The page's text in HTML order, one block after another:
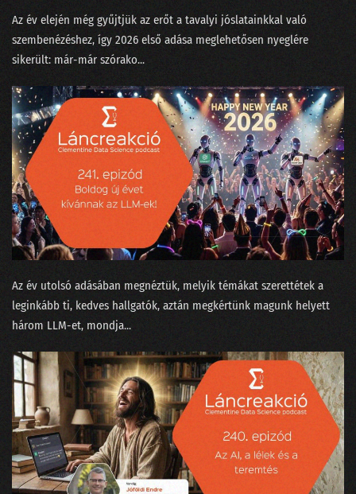
02. Az MI üveggömbje
01. Humanoid robotok
Az év elején még gyűjtjük az erőt a tavalyi jóslatainkkal való
szembenézéshez, így 2026 első adása meglehetősen nyeglére
sikerült: már-már szórako...
Az év utolsó adásában megnéztük, melyik témákat szerettétek a
leginkább ti, kedves hallgatók, aztán megkértünk magunk helyett
három LLM-et, mondja...